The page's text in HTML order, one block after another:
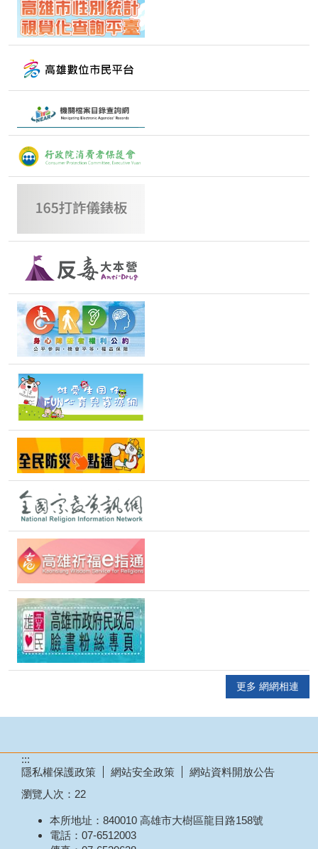
更多 網網相連
:::
隱私權保護政策
網站安全政策
網站資料開放公告
瀏覽人次： 22
本所地址：840010 高雄市大樹區龍目路158號
電話：07-6512003